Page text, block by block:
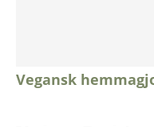
Vegansk